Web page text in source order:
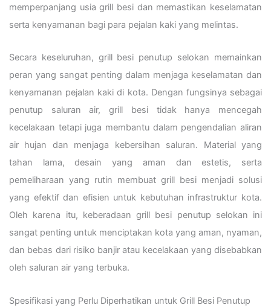
memperpanjang usia grill besi dan memastikan keselamatan
serta kenyamanan bagi para pejalan kaki yang melintas.
Secara keseluruhan, grill besi penutup selokan memainkan
peran yang sangat penting dalam menjaga keselamatan dan
kenyamanan pejalan kaki di kota. Dengan fungsinya sebagai
penutup saluran air, grill besi tidak hanya mencegah
kecelakaan tetapi juga membantu dalam pengendalian aliran
air hujan dan menjaga kebersihan saluran. Material yang
tahan lama, desain yang aman dan estetis, serta
pemeliharaan yang rutin membuat grill besi menjadi solusi
yang efektif dan efisien untuk kebutuhan infrastruktur kota.
Oleh karena itu, keberadaan grill besi penutup selokan ini
sangat penting untuk menciptakan kota yang aman, nyaman,
dan bebas dari risiko banjir atau kecelakaan yang disebabkan
oleh saluran air yang terbuka.
Spesifikasi yang Perlu Diperhatikan untuk Grill Besi Penutup